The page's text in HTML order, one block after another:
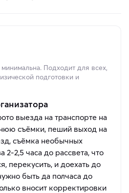
Подходит для всех,
подготовки и
выезда на транспорте на
съёмки, пеший выход на
съёмка необычных
2,5 часа до рассвета, что
перекусить, и доехать до
быть да полчаса до
вносит корректировки